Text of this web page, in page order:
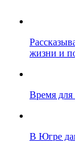
жизни и
Время для
В Югре